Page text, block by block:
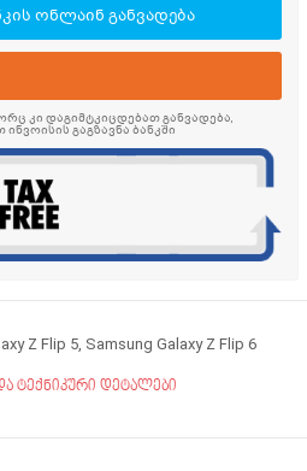
ონლაინ განვადება
კი დაგიმტკიცდებათ განვადება,
გაგზავნა ბანკში
Z Flip 5, Samsung Galaxy Z Flip 6
ტექნიკური დეტალები